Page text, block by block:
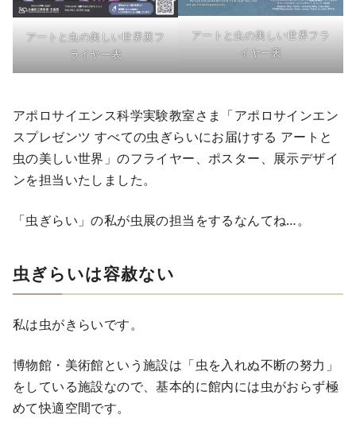
アートと虫の美しい世界展フ
ライヤー表
アートと虫の美しい世界フラ
イヤー裏
アポロサイエンス科学実験教室さま「アポロサインエン
スプレゼンツ すべての虫ぎらいにお届けする アートと
虫の美しい世界」のフライヤー、ポスター、展示デザイ
ンを担当いたしました。
「虫ぎらい」の私が虫展の担当をするなんてね…。
虫ぎらいは容赦ない
私は虫がきらいです。
博物館・美術館という施設は「虫を入れぬ不断の努力」
をしている施設なので、基本的に館内には虫がおらず極
めて快適空間です。